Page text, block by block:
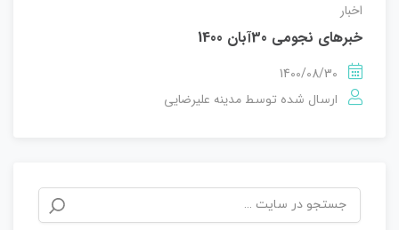
اخبار
خبرهای نجومی 30آبان 1400
1400/08/30
ارسال شده توسط مدینه علیرضایی